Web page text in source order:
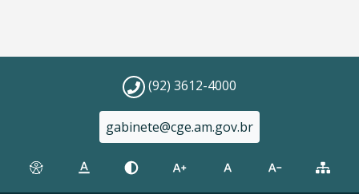
(92) 3612-4000
gabinete@cge.am.gov.br